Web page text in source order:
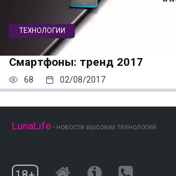
ТЕХНОЛОГИИ
Смартфоны: тренд 2017
68 02/08/2017
LunaLife - новости высоких технологий